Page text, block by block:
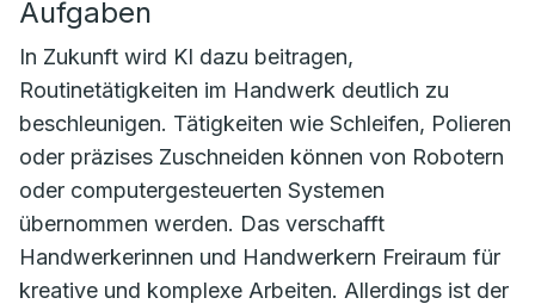
Aufgaben
In Zukunft wird KI dazu beitragen,
Routinetätigkeiten im Handwerk deutlich zu
beschleunigen. Tätigkeiten wie Schleifen, Polieren
oder präzises Zuschneiden können von Robotern
oder computergesteuerten Systemen
übernommen werden. Das verschafft
Handwerkerinnen und Handwerkern Freiraum für
kreative und komplexe Arbeiten. Allerdings ist der